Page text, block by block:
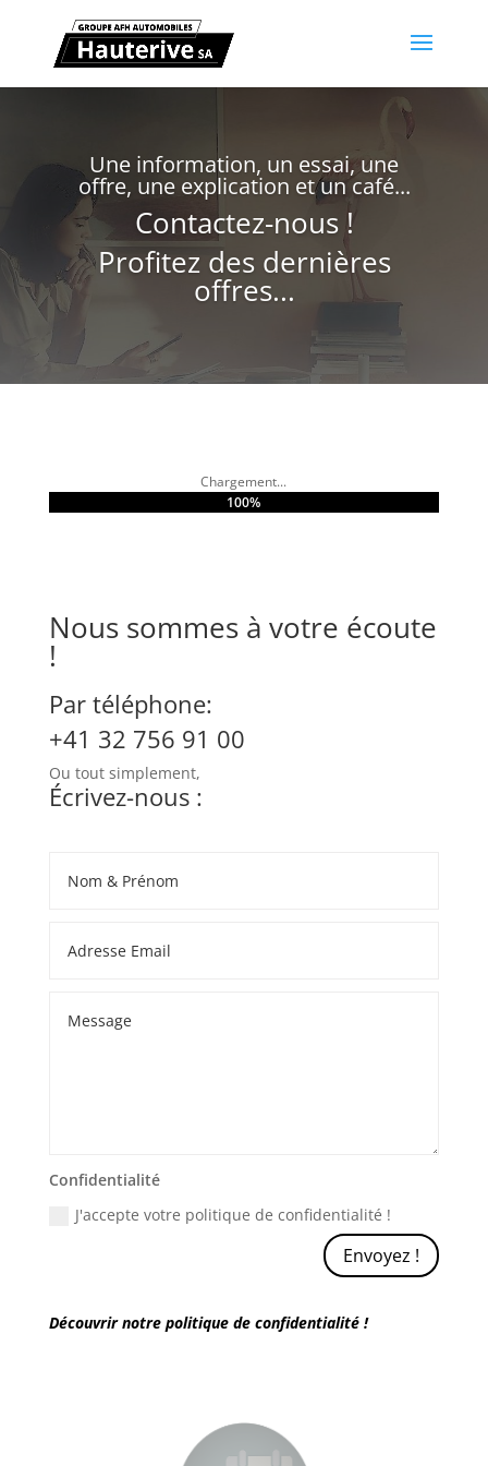
Une information, un essai, une
offre, une explication et un café...
Contactez-nous !
Profitez des dernières
offres...
Chargement...
100%
100%
Nous sommes à votre écoute
!
Par téléphone:
+41 32 756 91 00
Ou tout simplement,
Écrivez-nous :
Confidentialité
J'accepte votre politique de confidentialité !
Envoyez !
Découvrir notre politique de confidentialité !